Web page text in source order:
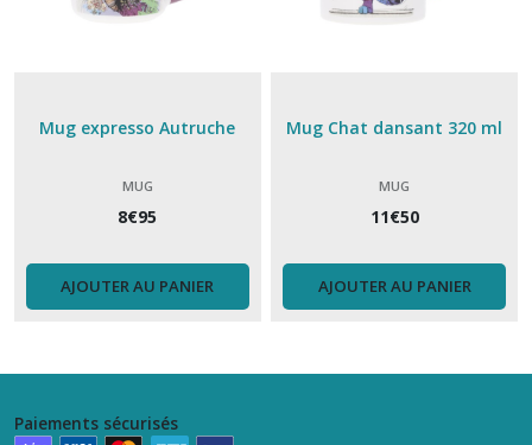
Mug expresso Autruche
MUG
8€95
AJOUTER AU PANIER
Mug Chat dansant 320 ml
MUG
11€50
AJOUTER AU PANIER
Paiements sécurisés